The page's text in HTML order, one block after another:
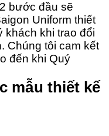
bước đầu sẽ
Uniform thiết
khách khi trao đổi
Chúng tôi cam kết
đến khi Quý
mẫu thiết kế